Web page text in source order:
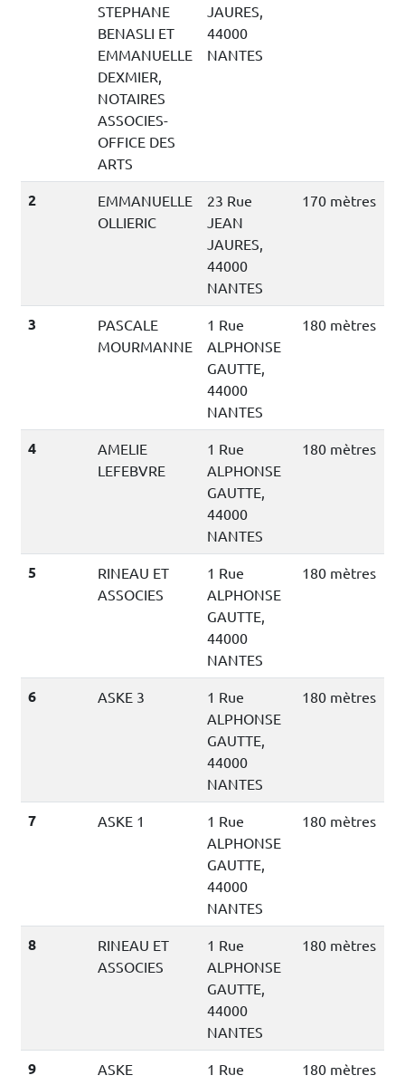
STEPHANE
BENASLI ET
EMMANUELLE
DEXMIER,
NOTAIRES
ASSOCIES-
OFFICE DES
ARTS
JAURES,
44000
NANTES
2
EMMANUELLE
OLLIERIC
23 Rue
JEAN
JAURES,
44000
NANTES
170 mètres
3
PASCALE
MOURMANNE
1 Rue
ALPHONSE
GAUTTE,
44000
NANTES
180 mètres
4
AMELIE
LEFEBVRE
1 Rue
ALPHONSE
GAUTTE,
44000
NANTES
180 mètres
5
RINEAU ET
ASSOCIES
1 Rue
ALPHONSE
GAUTTE,
44000
NANTES
180 mètres
6 ASKE 3
1 Rue
ALPHONSE
GAUTTE,
44000
NANTES
180 mètres
7 ASKE 1
1 Rue
ALPHONSE
GAUTTE,
44000
NANTES
180 mètres
8
RINEAU ET
ASSOCIES
1 Rue
ALPHONSE
GAUTTE,
44000
NANTES
180 mètres
9
ASKE
1 Rue
180 mètres